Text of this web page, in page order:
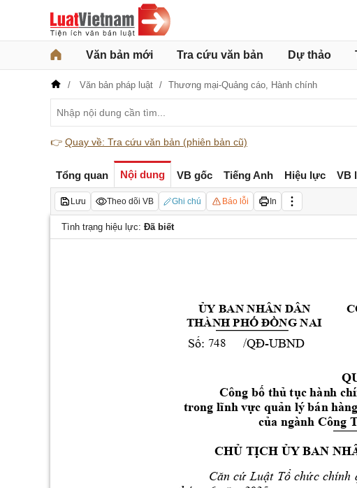
Văn bản mới Tra cứu văn bản Dự thảo
Văn bản pháp luật Thương mại-Quảng cáo, Hành chính
👉 Quay về: Tra cứu văn bản (phiên bản cũ)
Tổng quan Nội dung VB gốc Tiếng Anh Hiệu lực VB
Lưu Theo dõi VB Ghi chú Báo lỗi In
Tình trạng hiệu lực: Đã biết
ỦY BAN NHÂN DÂN
THÀNH PHỐ ĐỒNG NAI
Số: /QĐ-UBND
Công bố thủ tục hành
trong lĩnh vực quản lý bán
của ngành Công
CHỦ TỊCH ỦY BAN
Căn cứ Luật Tổ chức chính
748